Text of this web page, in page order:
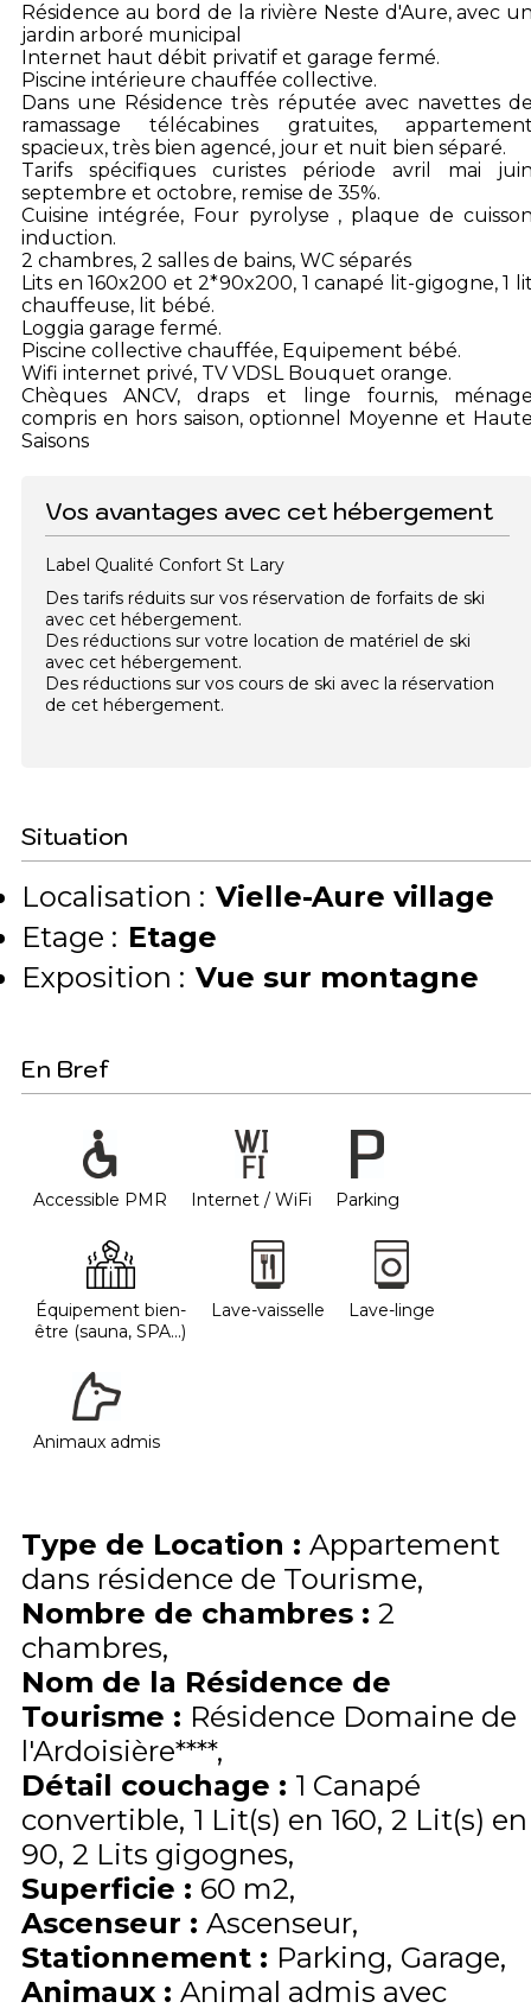
Résidence au bord de la rivière Neste d'Aure, avec
jardin arboré municipal
Internet haut débit privatif et garage fermé.
Piscine intérieure chauffée collective.
Dans une Résidence très réputée avec navettes
ramassage télécabines gratuites,
spacieux, très bien agencé, jour et nuit bien séparé.
Tarifs spécifiques curistes période avril mai
septembre et octobre, remise de 35%.
Cuisine intégrée, Four pyrolyse , plaque de
induction.
2 chambres, 2 salles de bains, WC séparés
Lits en 160x200 et 2*90x200, 1 canapé lit-gigogne, 1
chauffeuse, lit bébé.
Loggia garage fermé.
Piscine collective chauffée, Equipement bébé.
Wifi internet privé, TV VDSL Bouquet orange.
Chèques ANCV, draps et linge fournis,
compris en hors saison, optionnel Moyenne et
Saisons
Vos avantages avec cet hébergement
Label Qualité Confort St Lary
Des tarifs réduits sur vos réservation de forfaits de ski
avec cet hébergement.
Des réductions sur votre location de matériel de ski
avec cet hébergement.
Des réductions sur vos cours de ski avec la réservation
de cet hébergement.
Situation
Localisation : Vielle-Aure village
Etage : Etage
Exposition : Vue sur montagne
En Bref
Accessible PMR Internet / WiFi Parking
Équipement bien-
être (sauna, SPA...)
Lave-vaisselle Lave-linge
Animaux admis
Type de Location : Appartement
dans résidence de Tourisme
Nombre de chambres : 2
chambres
Nom de la Résidence de
Tourisme : Résidence Domaine de
l'Ardoisière****
Détail couchage : 1 Canapé
convertible 1 Lit(s) en 160 2 Lit(s) en
90 2 Lits gigognes
Superficie : 60 m2
Ascenseur : Ascenseur
Stationnement : Parking Garage
Animaux : Animal admis avec